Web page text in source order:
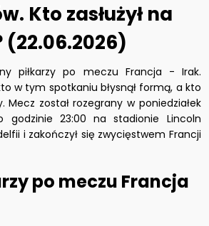
Kto zasłużył na
(22.06.2026)
piłkarzy po meczu Francja - Irak.
w tym spotkaniu błysnął formą, a kto
Mecz został rozegrany w poniedziałek
godzinie 23:00 na stadionie Lincoln
i zakończył się zwycięstwem Francji
po meczu Francja